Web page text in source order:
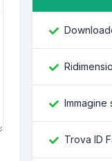
Immagine
Trova ID